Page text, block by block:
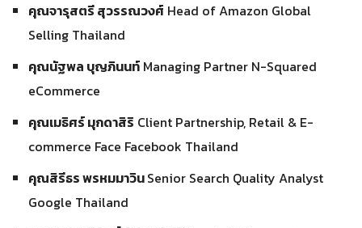
คุณจารุสตรี สุวรรณวงศ์ Head of Amazon Global
Selling Thailand
คุณนัฐพล บุญภินนท์ Managing Partner N-Squared
eCommerce
คุณเมธิศร์ มุกดาสิริ Client Partnership, Retail & E-
commerce Face Facebook Thailand
คุณสิรีธร พรหมมาวินSenior Search Quality Analyst
Google Thailand